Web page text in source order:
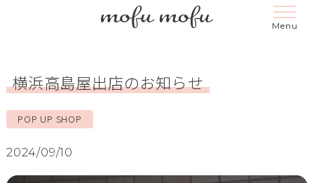
横浜高島屋出店のお知らせ
POP UP SHOP
2024/09/10